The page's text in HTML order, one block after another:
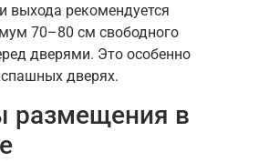
выхода рекомендуется
70–80 см свободного
дверями. Это особенно
дверях.
размещения в